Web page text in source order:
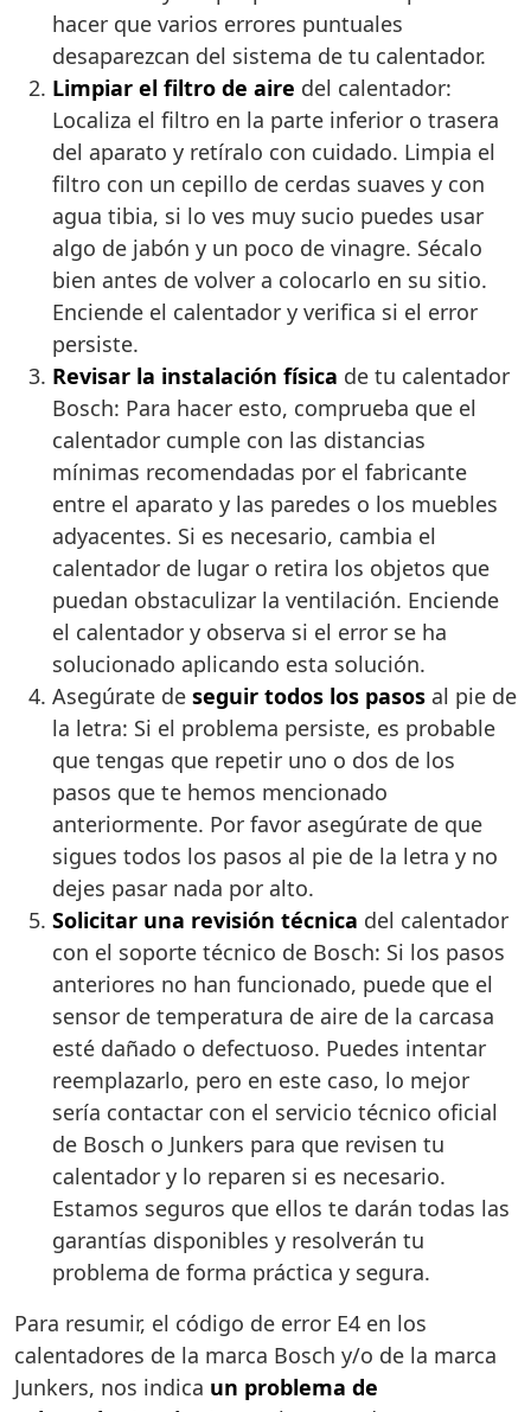
hacer que varios errores puntuales
desaparezcan del sistema de tu calentador.
Limpiar el filtro de aire del calentador:
Localiza el filtro en la parte inferior o trasera
del aparato y retíralo con cuidado. Limpia el
filtro con un cepillo de cerdas suaves y con
agua tibia, si lo ves muy sucio puedes usar
algo de jabón y un poco de vinagre. Sécalo
bien antes de volver a colocarlo en su sitio.
Enciende el calentador y verifica si el error
persiste.
Revisar la instalación física de tu calentador
Bosch: Para hacer esto, comprueba que el
calentador cumple con las distancias
mínimas recomendadas por el fabricante
entre el aparato y las paredes o los muebles
adyacentes. Si es necesario, cambia el
calentador de lugar o retira los objetos que
puedan obstaculizar la ventilación. Enciende
el calentador y observa si el error se ha
solucionado aplicando esta solución.
Asegúrate de seguir todos los pasos al pie de
la letra: Si el problema persiste, es probable
que tengas que repetir uno o dos de los
pasos que te hemos mencionado
anteriormente. Por favor asegúrate de que
sigues todos los pasos al pie de la letra y no
dejes pasar nada por alto.
Solicitar una revisión técnica del calentador
con el soporte técnico de Bosch: Si los pasos
anteriores no han funcionado, puede que el
sensor de temperatura de aire de la carcasa
esté dañado o defectuoso. Puedes intentar
reemplazarlo, pero en este caso, lo mejor
sería contactar con el servicio técnico oficial
de Bosch o Junkers para que revisen tu
calentador y lo reparen si es necesario.
Estamos seguros que ellos te darán todas las
garantías disponibles y resolverán tu
problema de forma práctica y segura.
Para resumir, el código de error E4 en los
calentadores de la marca Bosch y/o de la marca
Junkers, nos indica un problema de